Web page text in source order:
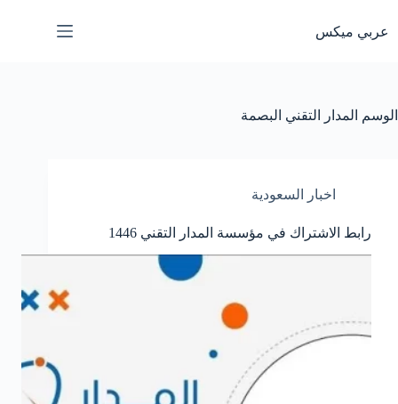
المحتوى
عربي ميكس
الوسم المدار التقني البصمة
اخبار السعودية
رابط الاشتراك في مؤسسة المدار التقني 1446